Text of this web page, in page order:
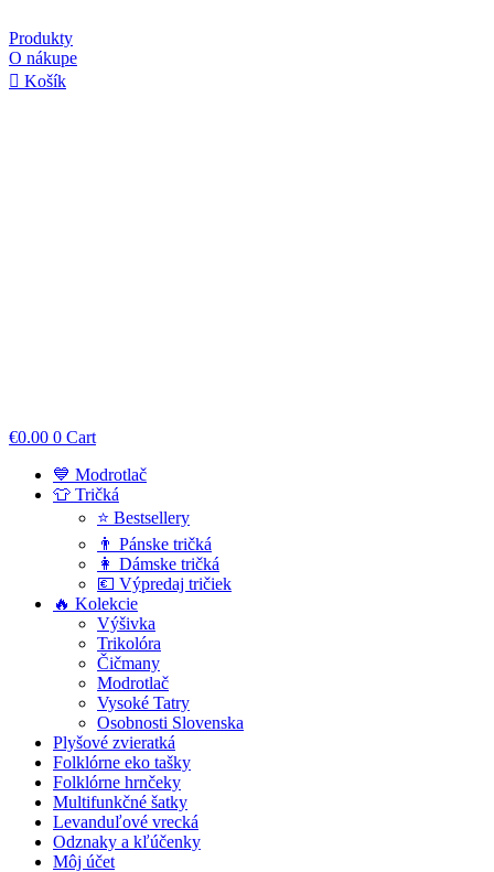
Produkty
O nákupe
Košík
€0.00 0 Cart
💙 Modrotlač
👕 Tričká
⭐ Bestsellery
👨 Pánske tričká
👩 Dámske tričká
💶 Výpredaj tričiek
🔥 Kolekcie
Výšivka
Trikolóra
Čičmany
Modrotlač
Vysoké Tatry
Osobnosti Slovenska
Plyšové zvieratká
Folklórne eko tašky
Folklórne hrnčeky
Multifunkčné šatky
Levanduľové vrecká
Odznaky a kľúčenky
Môj účet